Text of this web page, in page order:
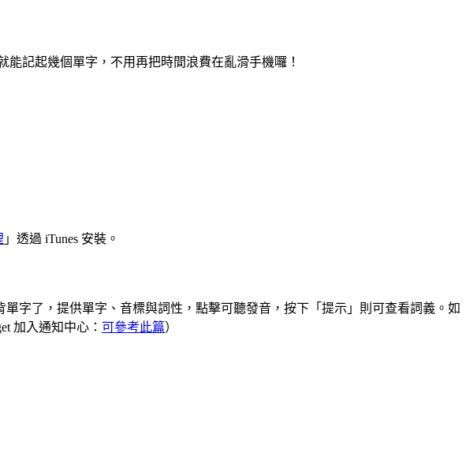
記起幾個單字，不用再把時間浪費在亂滑手機囉！
」透過 iTunes 安裝。
字了，提供單字、音標與詞性，點擊可聽發音，按下「提示」則可查看詞義。如
加入通知中心： 可參考此篇）